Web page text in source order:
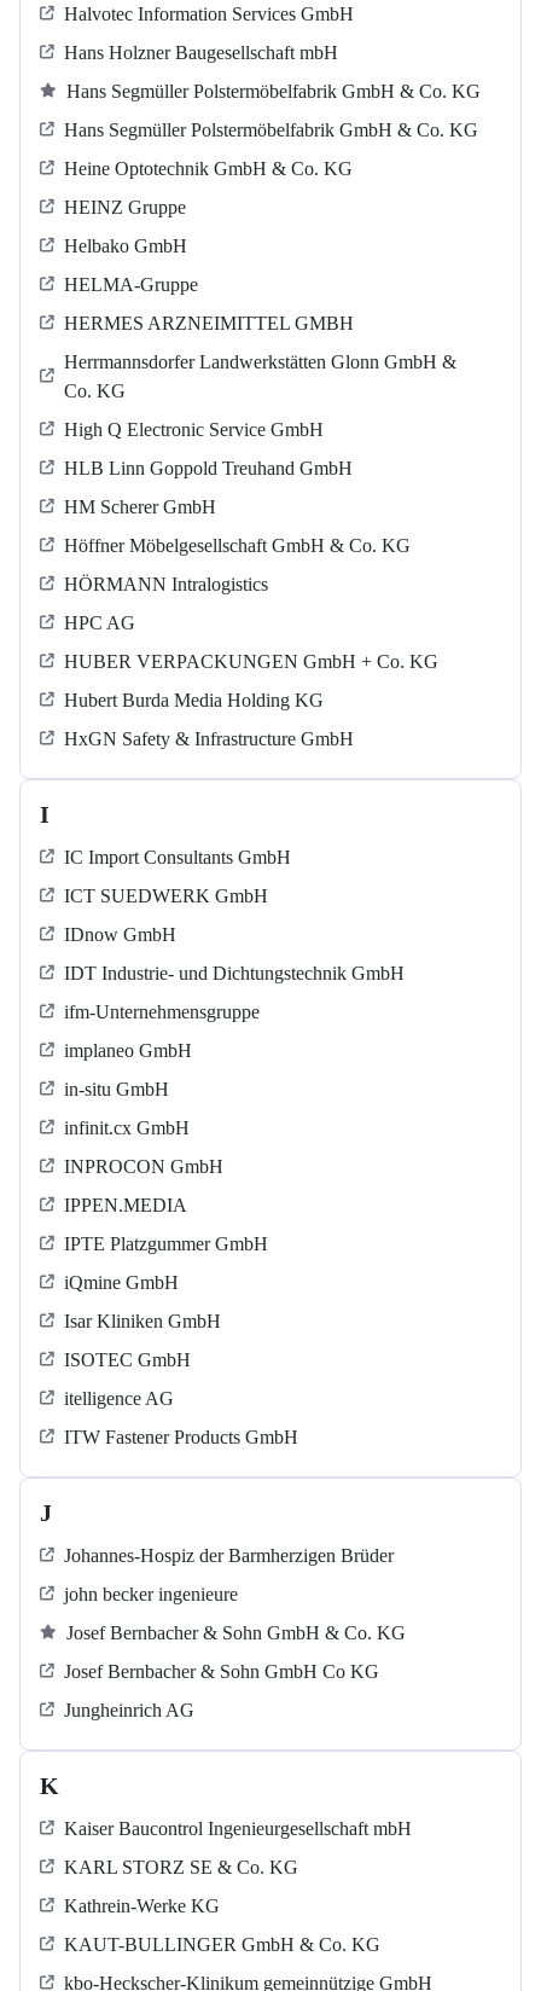
Halvotec Information Services GmbH
Hans Holzner Baugesellschaft mbH
Hans Segmüller Polstermöbelfabrik GmbH & Co. KG
Hans Segmüller Polstermöbelfabrik GmbH & Co. KG
Heine Optotechnik GmbH & Co. KG
HEINZ Gruppe
Helbako GmbH
HELMA-Gruppe
HERMES ARZNEIMITTEL GMBH
Herrmannsdorfer Landwerkstätten Glonn GmbH &
Co. KG
High Q Electronic Service GmbH
HLB Linn Goppold Treuhand GmbH
HM Scherer GmbH
Höffner Möbelgesellschaft GmbH & Co. KG
HÖRMANN Intralogistics
HPC AG
HUBER VERPACKUNGEN GmbH + Co. KG
Hubert Burda Media Holding KG
HxGN Safety & Infrastructure GmbH
I
IC Import Consultants GmbH
ICT SUEDWERK GmbH
IDnow GmbH
IDT Industrie- und Dichtungstechnik GmbH
ifm-Unternehmensgruppe
implaneo GmbH
in-situ GmbH
infinit.cx GmbH
INPROCON GmbH
IPPEN.MEDIA
IPTE Platzgummer GmbH
iQmine GmbH
Isar Kliniken GmbH
ISOTEC GmbH
itelligence AG
ITW Fastener Products GmbH
J
Johannes-Hospiz der Barmherzigen Brüder
john becker ingenieure
Josef Bernbacher & Sohn GmbH & Co. KG
Josef Bernbacher & Sohn GmbH Co KG
Jungheinrich AG
K
Kaiser Baucontrol Ingenieurgesellschaft mbH
KARL STORZ SE & Co. KG
Kathrein-Werke KG
KAUT-BULLINGER GmbH & Co. KG
kbo-Heckscher-Klinikum gemeinnützige GmbH